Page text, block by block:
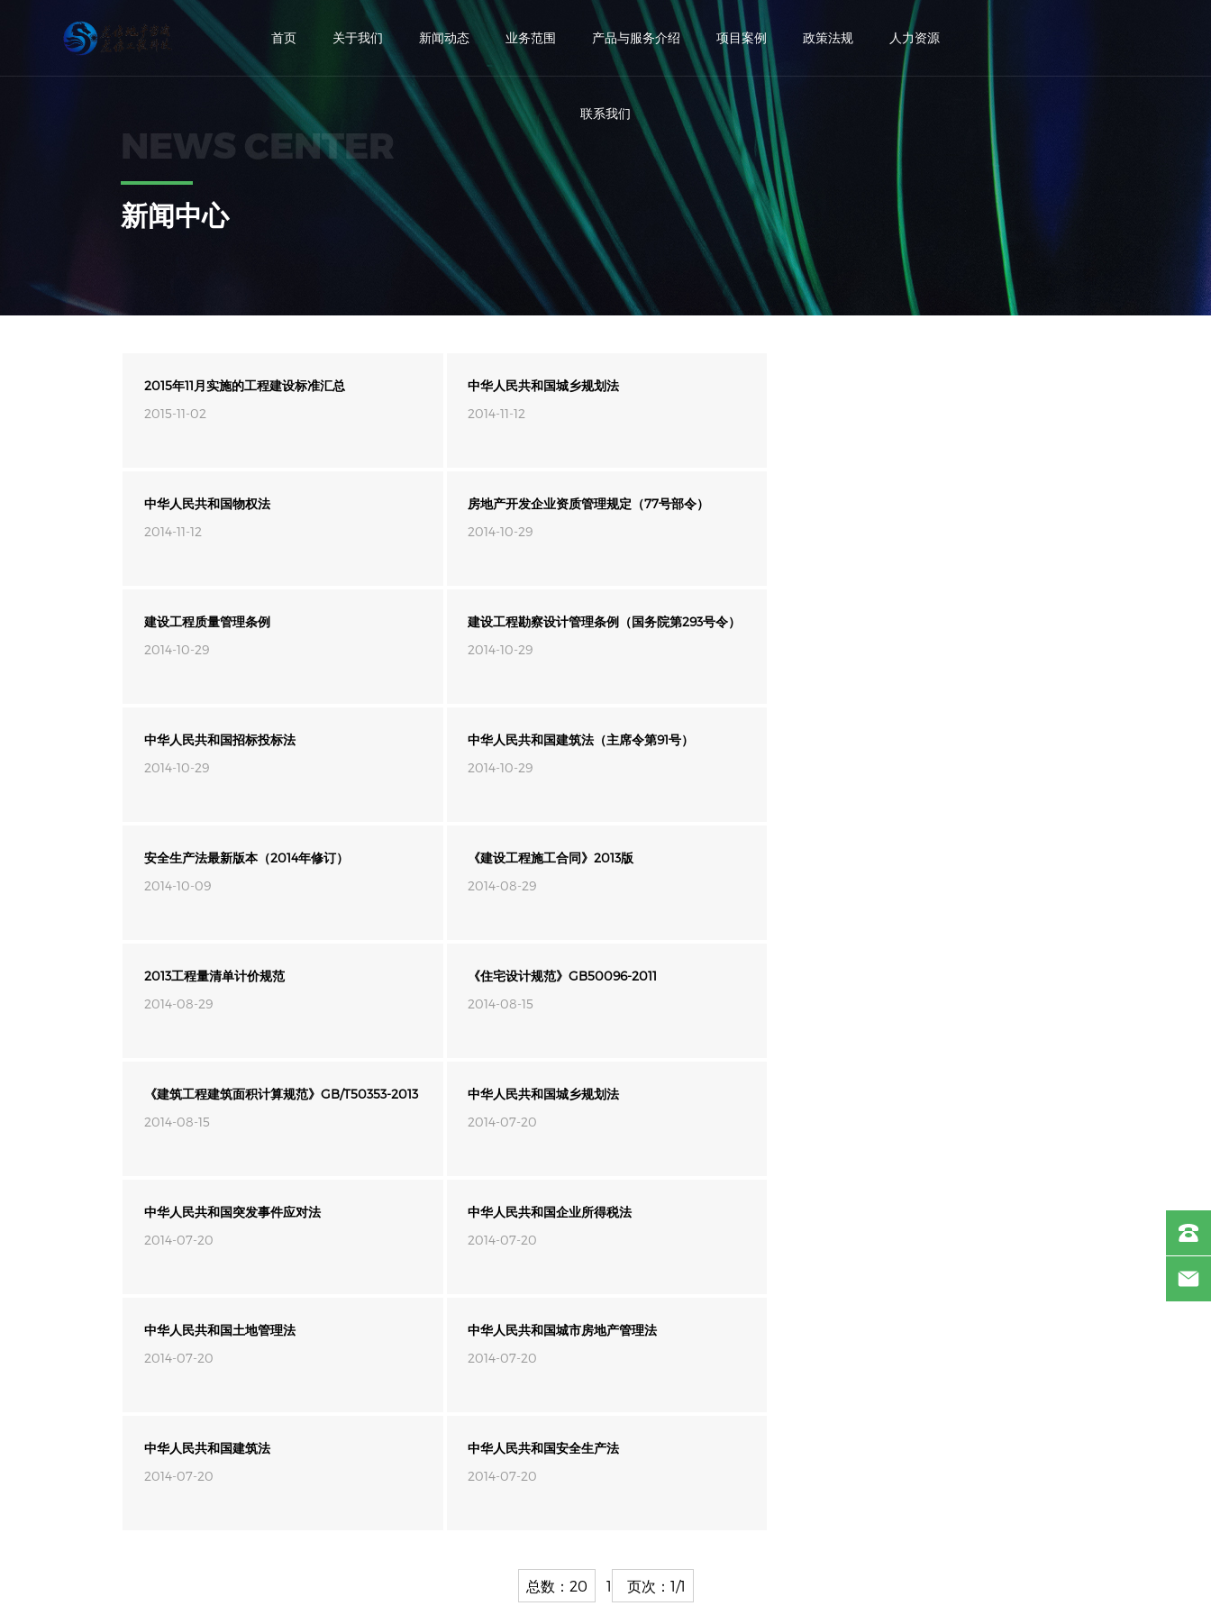
首页 关于我们 新闻动态 业务范围 产品与服务介绍 项目案例 政策法规 人力资源
联系我们
组织机构
公司业绩
公司动态
项目管理技术咨询
不动产评估与登记代理
工程管理专项
成本管理专项
建筑效果图设计
行政法规
部门规章
NEWS CENTER
新闻中心
2015年11月实施的工程建设标准汇总
2015-11-02
中华人民共和国城乡规划法
2014-11-12
中华人民共和国物权法
2014-11-12
房地产开发企业资质管理规定（77号部令）
2014-10-29
建设工程质量管理条例
2014-10-29
建设工程勘察设计管理条例（国务院第293号令）
2014-10-29
中华人民共和国招标投标法
2014-10-29
中华人民共和国建筑法（主席令第91号）
2014-10-29
安全生产法最新版本（2014年修订）
2014-10-09
《建设工程施工合同》2013版
2014-08-29
2013工程量清单计价规范
2014-08-29
《住宅设计规范》GB50096-2011
2014-08-15
《建筑工程建筑面积计算规范》GB/T50353-2013
2014-08-15
中华人民共和国城乡规划法
2014-07-20
中华人民共和国突发事件应对法
2014-07-20
中华人民共和国企业所得税法
2014-07-20
中华人民共和国土地管理法
2014-07-20
中华人民共和国城市房地产管理法
2014-07-20
中华人民共和国建筑法
2014-07-20
中华人民共和国安全生产法
2014-07-20
总数：20 1 页次：1/1